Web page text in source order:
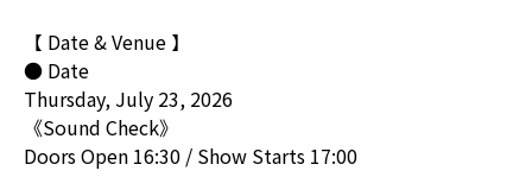
【 Date & Venue 】
● Date
Thursday, July 23, 2026
《Sound Check》
Doors Open 16:30 / Show Starts 17:00